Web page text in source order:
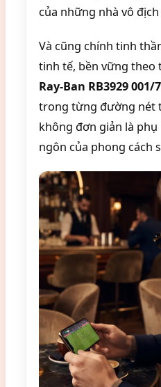
của những nhà vô
Và cũng chính tinh
tinh tế, bền vững theo
Ray-Ban RB3929 001/
trong từng đường nét
không đơn giản là phụ
ngôn của phong cách